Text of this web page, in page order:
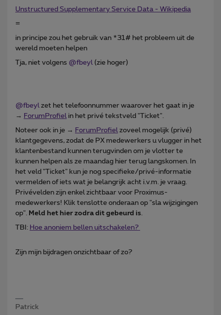
Unstructured Supplementary Service Data - Wikipedia
=
in principe zou het gebruik van *31# het probleem uit de
wereld moeten helpen
Tja, niet volgens ​ @fbeyl (zie hoger)
@fbeyl zet het telefoonnummer waarover het gaat in je
→ ForumProfiel in het privé tekstveld "Ticket".
Noteer ook in je → ForumProfiel zoveel mogelijk (privé)
klantgegevens, zodat de PX medewerkers u vlugger in het
klantenbestand kunnen terugvinden om je vlotter te
kunnen helpen als ze maandag hier terug langskomen. In
het veld "Ticket" kun je nog specifieke/privé-informatie
vermelden of iets wat je belangrijk acht i.v.m. je vraag.
Privévelden zijn enkel zichtbaar voor Proximus-
medewerkers! Klik tenslotte onderaan op "sla wijzigingen
op".
Meld het hier zodra dit gebeurd is
TBI: Hoe anoniem bellen uitschakelen?
Zijn mijn bijdragen onzichtbaar of zo?
Patrick